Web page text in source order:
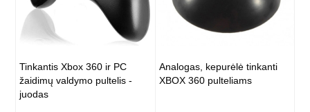
Tinkantis Xbox 360 ir PC
žaidimų valdymo pultelis -
juodas
Analogas, kepurėlė tinkanti
XBOX 360 pulteliams